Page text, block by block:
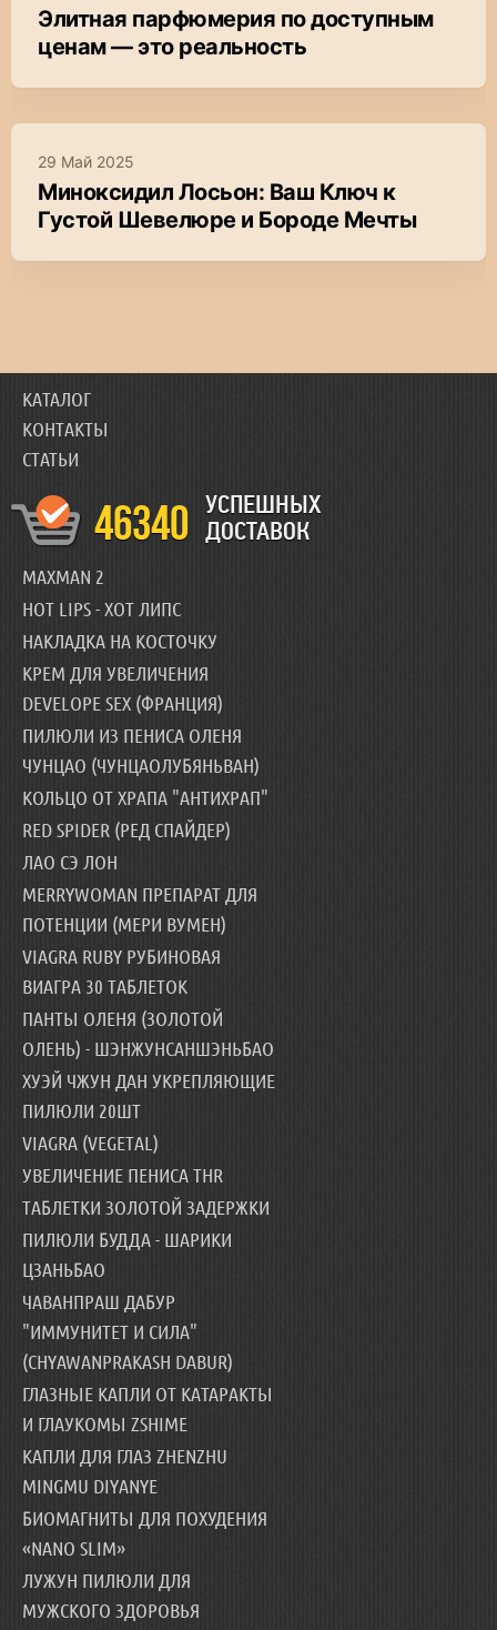
Элитная парфюмерия по доступным
ценам — это реальность
29 Май 2025
Миноксидил Лосьон: Ваш Ключ к
Густой Шевелюре и Бороде Мечты
КАТАЛОГ
КОНТАКТЫ
СТАТЬИ
46340
УСПЕШНЫХ
ДОСТАВОК
MAXMAN 2
HOT LIPS - ХОТ ЛИПС
НАКЛАДКА НА КОСТОЧКУ
КРЕМ ДЛЯ УВЕЛИЧЕНИЯ
DEVELOPE SEX (ФРАНЦИЯ)
ПИЛЮЛИ ИЗ ПЕНИСА ОЛЕНЯ
ЧУНЦАО (ЧУНЦАОЛУБЯНЬВАН)
КОЛЬЦО ОТ ХРАПА "АНТИХРАП"
RED SPIDER (РЕД СПАЙДЕР)
ЛАО СЭ ЛОН
MERRYWOMAN ПРЕПАРАТ ДЛЯ
ПОТЕНЦИИ (МЕРИ ВУМЕН)
VIAGRA RUBY РУБИНОВАЯ
ВИАГРА 30 ТАБЛЕТОК
ПАНТЫ ОЛЕНЯ (ЗОЛОТОЙ
ОЛЕНЬ) - ШЭНЖУНСАНШЭНЬБАО
ХУЭЙ ЧЖУН ДАН УКРЕПЛЯЮЩИЕ
ПИЛЮЛИ 20ШТ
VIAGRA (VEGETAL)
УВЕЛИЧЕНИЕ ПЕНИСА THR
ТАБЛЕТКИ ЗОЛОТОЙ ЗАДЕРЖКИ
ПИЛЮЛИ БУДДА - ШАРИКИ
ЦЗАНЬБАО
ЧАВАНПРАШ ДАБУР
"ИММУНИТЕТ И СИЛА"
(CHYAWANPRAKASH DABUR)
ГЛАЗНЫЕ КАПЛИ ОТ КАТАРАКТЫ
И ГЛАУКОМЫ ZSHIME
КАПЛИ ДЛЯ ГЛАЗ ZHENZHU
MINGMU DIYANYE
БИОМАГНИТЫ ДЛЯ ПОХУДЕНИЯ
«NANO SLIM»
ЛУЖУН ПИЛЮЛИ ДЛЯ
МУЖСКОГО ЗДОРОВЬЯ